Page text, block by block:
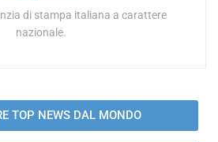
di stampa italiana a carattere
nazionale.
TOP NEWS DAL MONDO